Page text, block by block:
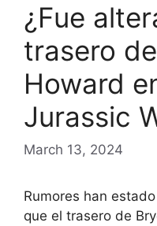
¿Fue
trasero
Howard
Jurassic
March 13, 2024
Rumores han
que el trasero de